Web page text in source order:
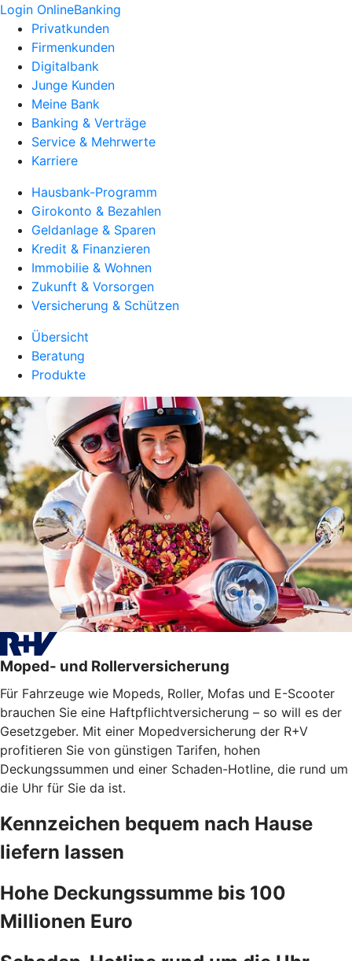
Login OnlineBanking
Privatkunden
Firmenkunden
Digitalbank
Junge Kunden
Meine Bank
Banking & Verträge
Service & Mehrwerte
Karriere
Hausbank-Programm
Girokonto & Bezahlen
Geldanlage & Sparen
Kredit & Finanzieren
Immobilie & Wohnen
Zukunft & Vorsorgen
Versicherung & Schützen
Übersicht
Beratung
Produkte
Moped- und Rollerversicherung
Für Fahrzeuge wie Mopeds, Roller, Mofas und E-Scooter
brauchen Sie eine Haftpflichtversicherung – so will es der
Gesetzgeber. Mit einer Mopedversicherung der R+V
profitieren Sie von günstigen Tarifen, hohen
Deckungssummen und einer Schaden-Hotline, die rund um
die Uhr für Sie da ist.
Kennzeichen bequem nach Hause
liefern lassen
Hohe Deckungssumme bis 100
Millionen Euro